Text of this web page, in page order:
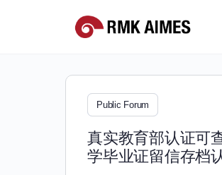
Public Forum
真实教育部认证可
学毕业证留信存档